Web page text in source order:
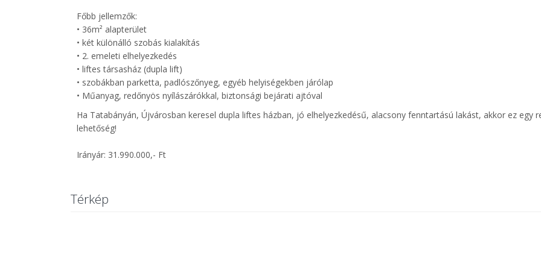
Főbb jellemzők:
• 36m² alapterület
• két különálló szobás kialakítás
• 2. emeleti elhelyezkedés
• liftes társasház (dupla lift)
• szobákban parketta, padlószőnyeg, egyéb helyiségekben járólap
• Műanyag, redőnyös nyílászárókkal, biztonsági bejárati ajtóval
Ha Tatabányán, Újvárosban keresel dupla liftes házban, jó elhelyezkedésű, alacsony fenntartású lakást, akkor ez egy
lehetőség!
Irányár: 31.990.000,- Ft
Térkép